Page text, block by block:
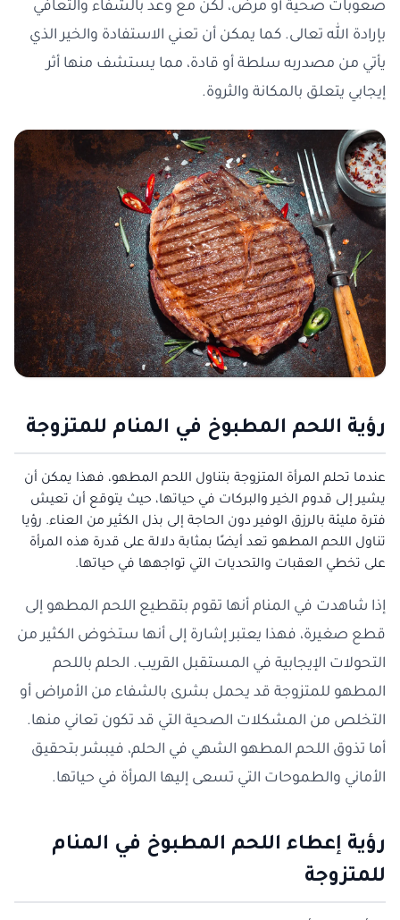
صعوبات صحية أو مرض، لكن مع وعد بالشفاء والتعافي
بإرادة الله تعالى. كما يمكن أن تعني الاستفادة والخير الذي
يأتي من مصدربه سلطة أو قادة، مما يستشف منها أثر
إيجابي يتعلق بالمكانة والثروة.
رؤية اللحم المطبوخ في المنام للمتزوجة
عندما تحلم المرأة المتزوجة بتناول اللحم المطهو، فهذا يمكن أن
يشير إلى قدوم الخير والبركات في حياتها، حيث يتوقع أن تعيش
فترة مليئة بالرزق الوفير دون الحاجة إلى بذل الكثير من العناء. رؤيا
تناول اللحم المطهو تعد أيضًا بمثابة دلالة على قدرة هذه المرأة
على تخطي العقبات والتحديات التي تواجهها في حياتها.
إذا شاهدت في المنام أنها تقوم بتقطيع اللحم المطهو إلى
قطع صغيرة، فهذا يعتبر إشارة إلى أنها ستخوض الكثير من
التحولات الإيجابية في المستقبل القريب. الحلم باللحم
المطهو للمتزوجة قد يحمل بشرى بالشفاء من الأمراض أو
التخلص من المشكلات الصحية التي قد تكون تعاني منها.
أما تذوق اللحم المطهو الشهي في الحلم، فيبشر بتحقيق
الأماني والطموحات التي تسعى إليها المرأة في حياتها.
رؤية إعطاء اللحم المطبوخ في المنام
للمتزوجة